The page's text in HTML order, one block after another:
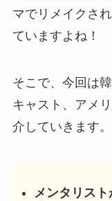
マでリメイクさ
ていますよね！
そこで、今回は
キャスト、アメ
介していきます。
メンタリス